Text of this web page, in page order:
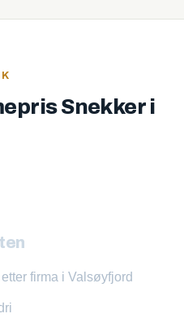
Snekker i
firma i Valsøyfjord